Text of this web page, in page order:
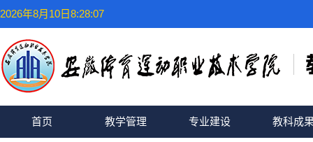
2026年8月10日8:28:08
首页 教学管理 专业建设 教科成